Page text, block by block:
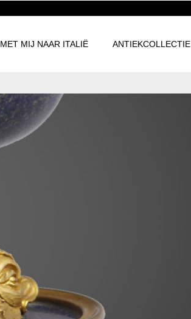
MET MIJ NAAR ITALIË ANTIEKCOLLECTIE